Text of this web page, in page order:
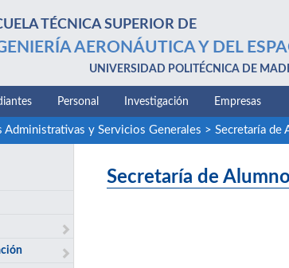
TÉCNICA SUPERIOR DE
AERONÁUTICA Y DEL
UNIVERSIDAD POLITÉCNICA DE
Personal Investigación Empresas
Administrativas y Servicios Generales > Secretaría de
Secretaría de